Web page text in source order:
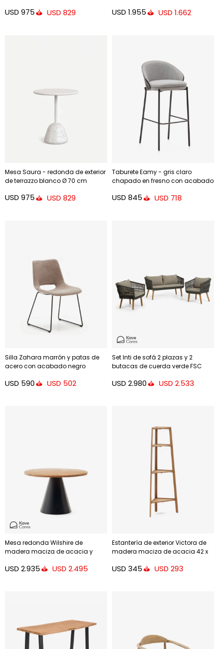
USD 975 USD 829
100%
USD 1.955 USD 1.662
Mesa Saura - redonda de exterior
de terrazzo blanco Ø 70 cm
USD 975 USD 829
Taburete Eamy - gris claro
chapado en fresno con acabado
USD 845 USD 718
Silla Zahara marrón y patas de
acero con acabado negro
USD 590 USD 502
Set Inti de sofá 2 plazas y 2
butacas de cuerda verde FSC
USD 2.980 USD 2.533
Mesa redonda Wilshire de
madera maciza de acacia y
120 cm
USD 2.935 USD 2.495
Estantería de exterior Victora de
madera maciza de acacia 42 x
USD 345 USD 293